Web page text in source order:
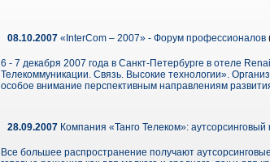
08.10.2007 «InterCom – 2007» - Форум профессионалов
6 - 7 декабря 2007 года в Санкт-Петербурге в отеле
Телекоммуникации. Связь. Высокие технологии».
особое внимание перспективным направлениям
28.09.2007 Компания «Танго Телеком»:
Все большее распространение получают